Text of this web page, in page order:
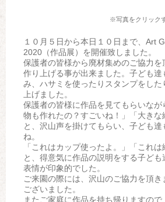
※写真をクリック
１０月５日から本日１０日まで、Art
2020（作品展）を開催致しました。
保護者の皆様から廃材集めのご協力を
作り上げる事が出来ました。子ども達
み、ハサミを使ったりスタンプをした
上げました。
保護者の皆様に作品を見てもらいなが
物も作れたの？すごいね！」「大きな
と、沢山声を掛けてもらい、子ども達
ね。
「これはカップ使ったよ。」「これは
と、得意気に作品の説明をする子ども
表情が印象的でした。
ご来園の際には、沢山のご協力を頂き
ございました。
またご家庭に作品を持ち帰りますの